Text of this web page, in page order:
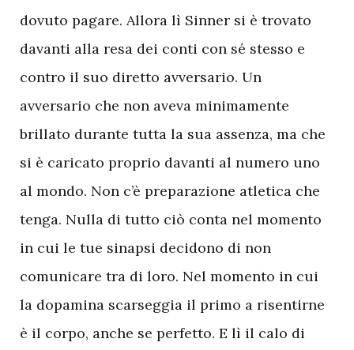
dovuto pagare. Allora lì Sinner si è trovato
davanti alla resa dei conti con sé stesso e
contro il suo diretto avversario. Un
avversario che non aveva minimamente
brillato durante tutta la sua assenza, ma che
si è caricato proprio davanti al numero uno
al mondo. Non c’è preparazione atletica che
tenga. Nulla di tutto ciò conta nel momento
in cui le tue sinapsi decidono di non
comunicare tra di loro. Nel momento in cui
la dopamina scarseggia il primo a risentirne
è il corpo, anche se perfetto. E lì il calo di